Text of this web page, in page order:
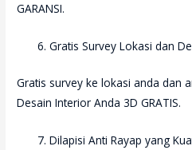
GARANSI.
Gratis Survey Lokasi dan
Gratis survey ke lokasi anda dan
Desain Interior Anda 3D GRATIS.
Dilapisi Anti Rayap yang